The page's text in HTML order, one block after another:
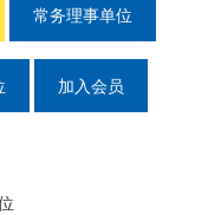
常务理事单位
加入会员